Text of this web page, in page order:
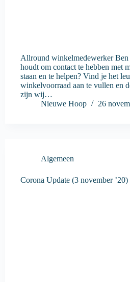
Allround winkelmedewerker Ben
houdt om contact te hebben met
staan en te helpen? Vind je het
winkelvoorraad aan te vullen en
zijn wij…
Nieuwe Hoop
26
Algemeen
Corona Update (3 november ’20)